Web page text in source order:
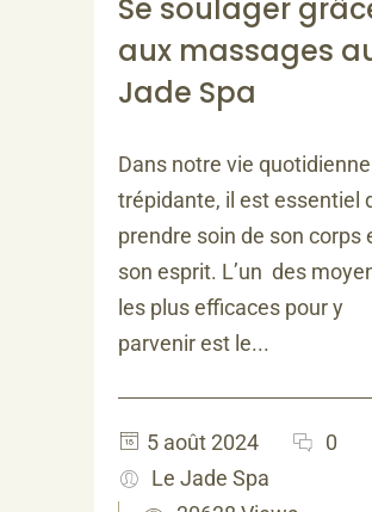
Se soulager
aux massages
Jade Spa
Dans notre vie quotidienne
trépidante, il est essentiel
prendre soin de son corps
son esprit. L’un des
les plus efficaces pour y
parvenir est le...
5 août 2024
0
Le Jade Spa